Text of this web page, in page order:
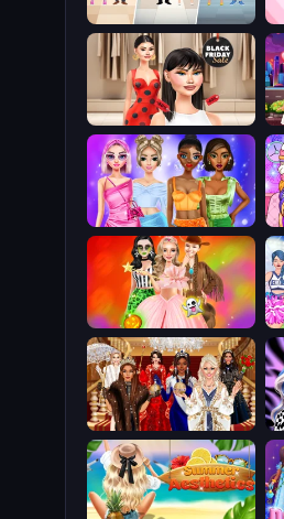
Shopaholic Black Friday
Monochrome Looks
Iconic Halloween Costumes
Royal Dress Up - Fashion Queen